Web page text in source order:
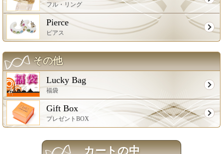
フル・リング
Pierce
ピアス
その他
Lucky Bag
福袋
Gift Box
プレゼントBOX